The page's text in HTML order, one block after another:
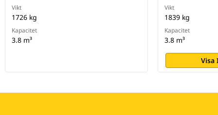
Vikt
1726 kg
Kapacitet
3.8 m³
Vikt
1839 kg
Kapacitet
3.8 m³
Visa